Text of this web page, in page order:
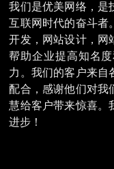
网站制作公司
我们是优美网络，是
互联网时代的奋斗者
开发，网站设计，网
帮助企业提高知名
力。我们的客户来自
配合，感谢他们对我
慧给客户带来惊喜。
进步！